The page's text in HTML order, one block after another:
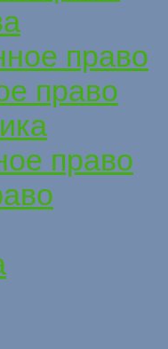
право
право
право